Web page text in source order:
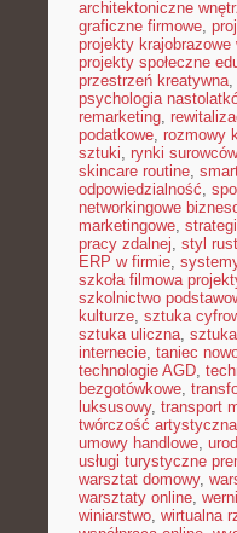
architektoniczne
graficzne firmowe,
projekty krajobrazowe
projekty społeczne
przestrzeń kreatywna,
psychologia
remarketing,
podatkowe, rozmowy
sztuki, rynki surowców
skincare routine,
odpowiedzialność,
networkingowe
marketingowe,
pracy zdalnej, styl
ERP w firmie,
szkoła filmowa
szkolnictwo
kulturze, sztuka
sztuka uliczna,
internecie, taniec
technologie AGD,
bezgotówkowe,
luksusowy, transport
twórczość artystyczna
umowy handlowe,
usługi turystyczne
warsztat domowy,
warsztaty online,
winiarstwo, wirtualna